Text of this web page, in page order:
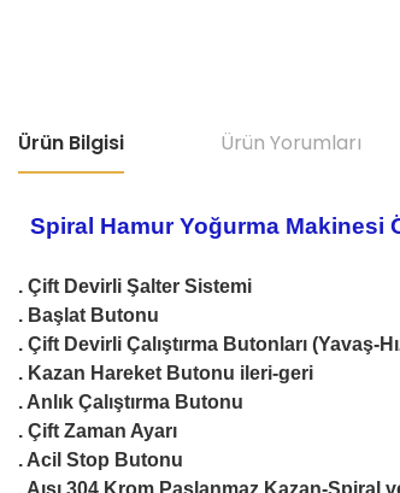
Ürün Bilgisi Ürün Yorumları
Spiral Hamur Yoğurma Makinesi
. Çift Devirli Şalter Sistemi
. Başlat Butonu
. Çift Devirli Çalıştırma Butonları (Yavaş-
. Kazan Hareket Butonu ileri-geri
. Anlık Çalıştırma Butonu
. Çift Zaman Ayarı
. Acil Stop Butonu
. Aısı 304 Krom Paslanmaz Kazan-Spiral